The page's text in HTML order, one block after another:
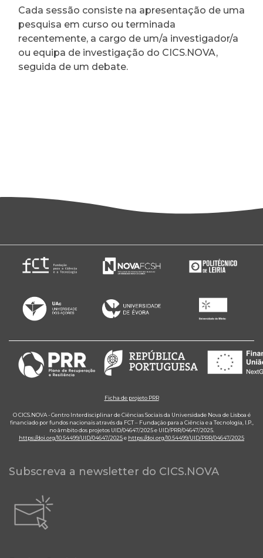
Cada sessão consiste na apresentação de uma
pesquisa em curso ou terminada
recentemente, a cargo de um/a investigador/a
ou equipa de investigação do CICS.NOVA,
seguida de um debate.
Ficha de projeto PRR
O CICS.NOVA - Centro Interdisciplinar de Ciências Sociais da Universidade Nova de Lisboa é
financiado por fundos nacionais através da FCT – Fundação para a Ciência e a Tecnologia, I.P.,
no âmbito dos projetos UID/04647/2025 e UID/PRR/04647/2025.
https://doi.org/10.54499/UID/04647/2025e https://doi.org/10.54499/UID/PRR/04647/2025
Subscreva a newsletter do CICS.NOVA